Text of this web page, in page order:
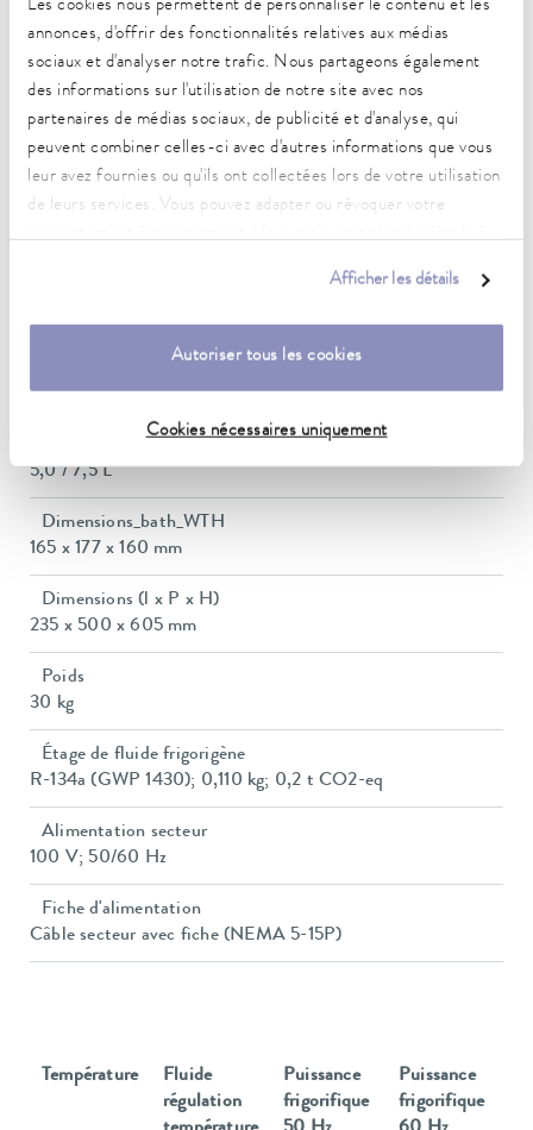
Les cookies nous permettent de personnaliser le contenu et les
annonces, d'offrir des fonctionnalités relatives aux médias
sociaux et d'analyser notre trafic. Nous partageons également
des informations sur l'utilisation de notre site avec nos
partenaires de médias sociaux, de publicité et d'analyse, qui
peuvent combiner celles-ci avec d'autres informations que vous
leur avez fournies ou qu'ils ont collectées lors de votre utilisation
de leurs services. Vous pouvez adapter ou révoquer votre
Afficher les détails
Autoriser tous les cookies
Cookies nécessaires uniquement
0,05 ± K
Puissance de chauffe max.
1 kW
Puissance absorbée max.
Consommation de courant
13 A
15 L/min
5,0 / 7,5 L
Dimensions_bath_WTH
165 x 177 x 160 mm
Dimensions (l x P x H)
235 x 500 x 605 mm
Poids
30 kg
Étage de fluide frigorigène
R-134a (GWP 1430); 0,110 kg; 0,2 t CO2-eq
Alimentation secteur
100 V; 50/60 Hz
Fiche d'alimentation
Câble secteur avec fiche (NEMA 5-15P)
Température
Fluide
régulation
Puissance
frigorifique
Puissance
frigorifique